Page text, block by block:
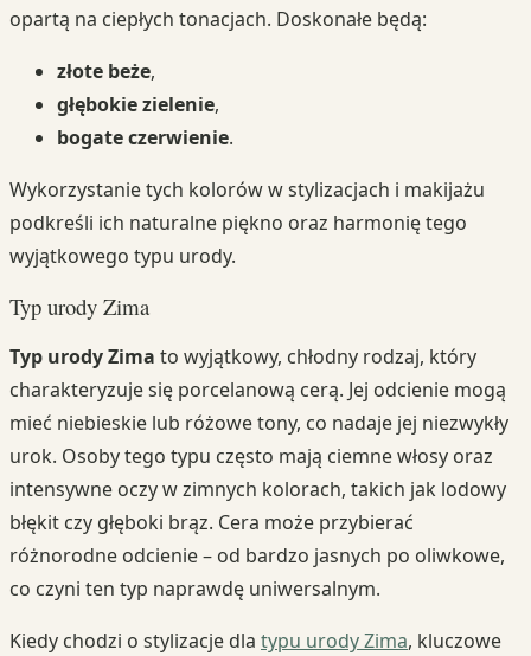
opartą na ciepłych tonacjach. Doskonałe będą:
złote beże,
głębokie zielenie,
bogate czerwienie.
Wykorzystanie tych kolorów w stylizacjach i makijażu
podkreśli ich naturalne piękno oraz harmonię tego
wyjątkowego typu urody.
Typ urody Zima
Typ urody Zima to wyjątkowy, chłodny rodzaj, który
charakteryzuje się porcelanową cerą. Jej odcienie mogą
mieć niebieskie lub różowe tony, co nadaje jej niezwykły
urok. Osoby tego typu często mają ciemne włosy oraz
intensywne oczy w zimnych kolorach, takich jak lodowy
błękit czy głęboki brąz. Cera może przybierać
różnorodne odcienie – od bardzo jasnych po oliwkowe,
co czyni ten typ naprawdę uniwersalnym.
Kiedy chodzi o stylizacje dla typu urody Zima, kluczowe